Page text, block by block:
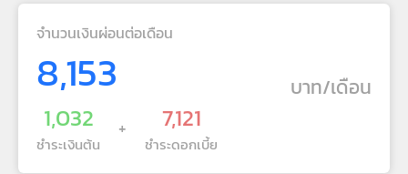
จำนวนเงินผ่อนต่อเดือน
8,153 บาท/เดือน
1,032
ชำระเงินต้น
+ 7,121
ชำระดอกเบี้ย